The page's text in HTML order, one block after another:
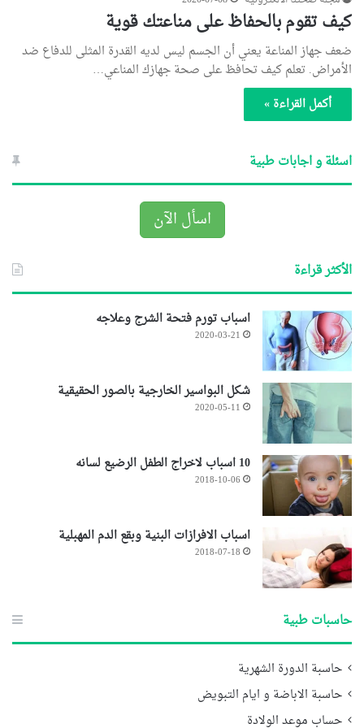
كيف تقوم بالحفاظ على مناعتك قوية
ضعف جهاز المناعة يعني أن الجسم ليس لديه القدرة المثلى للدفاع ضد
الأمراض. تعلم كيف تحافظ على صحة جهازك المناعي…
أكمل القراءة »
اسئلة و اجابات طبية
اسأل الآن
الأكثر قراءة
اسباب تورم فتحة الشرج وعلاجه
2020-03-21
شكل البواسير الخارجية بالصور الحقيقية
2020-05-11
10 اسباب لاخراج الطفل الرضيع لسانه
2018-10-06
اسباب الافرازات البنية وبقع الدم المهبلية
2018-07-18
حاسبات طبية
حاسبة الدورة الشهرية
حاسبة الاباضة و ايام التبويض
حساب موعد الولادة